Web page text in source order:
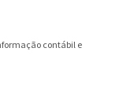
contábil e